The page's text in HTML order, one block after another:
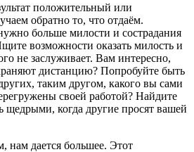
положительный или
обратно то, что отдаём.
больше милости и сострадания
возможности оказать милость и
не заслуживает. Вам интересно,
дистанцию? Попробуйте быть
таким другом, какого вы сами
своей работой? Найдите
щедрыми, когда другие просят вашей
нам дается большее. Этот